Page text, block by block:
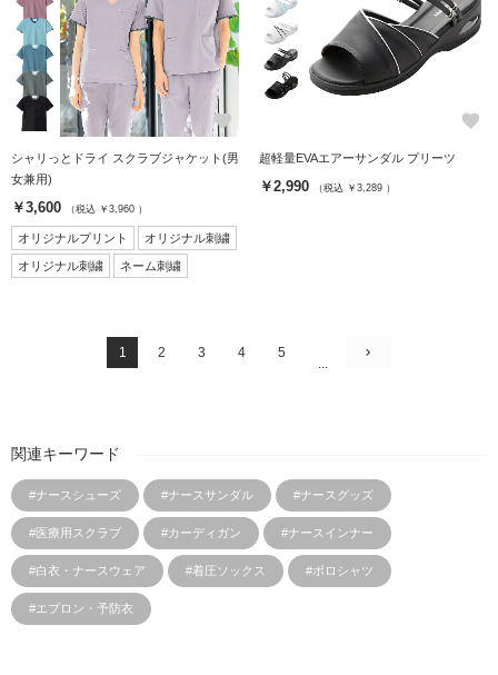
favorite
シャリっとドライ スクラブジャケット(男
女兼用)
￥3,600 （税込 ￥3,960 ）
オリジナルプリント オリジナル刺繍
オリジナル刺繍 ネーム刺繍
favorite
超軽量EVAエアーサンダル プリーツ
￥2,990 （税込 ￥3,289 ）
1 2 3 4 5
...
関連キーワード
#ナースシューズ #ナースサンダル #ナースグッズ
#医療用スクラブ #カーディガン #ナースインナー
#白衣・ナースウェア #着圧ソックス #ポロシャツ
#エプロン・予防衣